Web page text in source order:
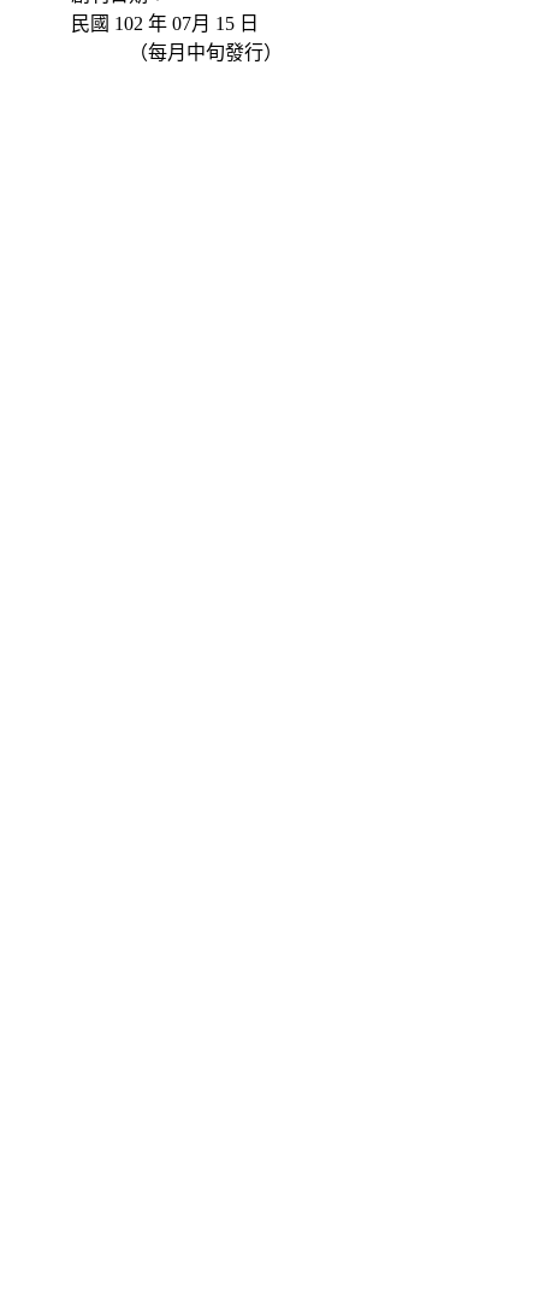
民國 102 年 07月 15 日
（每月中旬發行）